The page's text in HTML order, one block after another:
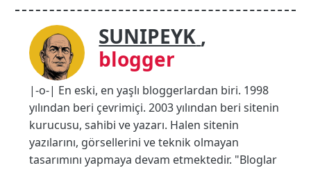
SUNIPEYK ,
blogger
|-o-| En eski, en yaşlı bloggerlardan biri. 1998
yılından beri çevrimiçi. 2003 yılından beri sitenin
kurucusu, sahibi ve yazarı. Halen sitenin
yazılarını, görsellerini ve teknik olmayan
tasarımını yapmaya devam etmektedir. "Bloglar